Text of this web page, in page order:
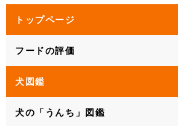
トップページ
フードの評価
犬図鑑
犬の「うんち」図鑑